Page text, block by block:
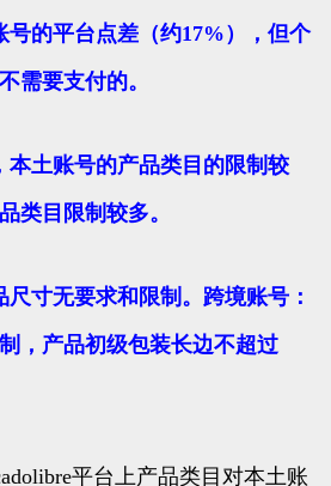
号的平台点差（约17%），但个
需要支付的。
本土账号的产品类目的限制较
类目限制较多。
尺寸无要求和限制。跨境账号：
，产品初级包装长边不超过
平台上产品类目对本土账